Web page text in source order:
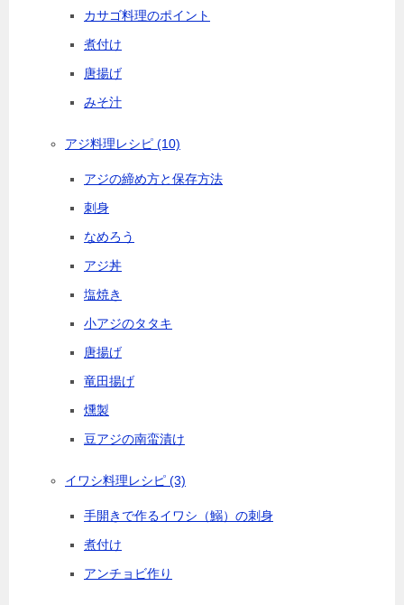
カサゴ料理のポイント
煮付け
唐揚げ
みそ汁
アジ料理レシピ (10)
アジの締め方と保存方法
刺身
なめろう
アジ丼
塩焼き
小アジのタタキ
唐揚げ
竜田揚げ
燻製
豆アジの南蛮漬け
イワシ料理レシピ (3)
手開きで作るイワシ（鰯）の刺身
煮付け
アンチョビ作り